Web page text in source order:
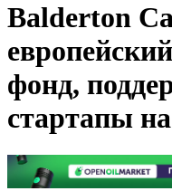
Balderton
фонд,
стартапы